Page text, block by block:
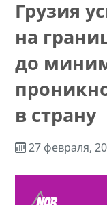
Грузия
на
до
в страну
27 февраля,